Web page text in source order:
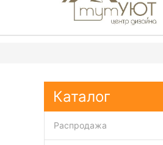
Каталог
Распродажа